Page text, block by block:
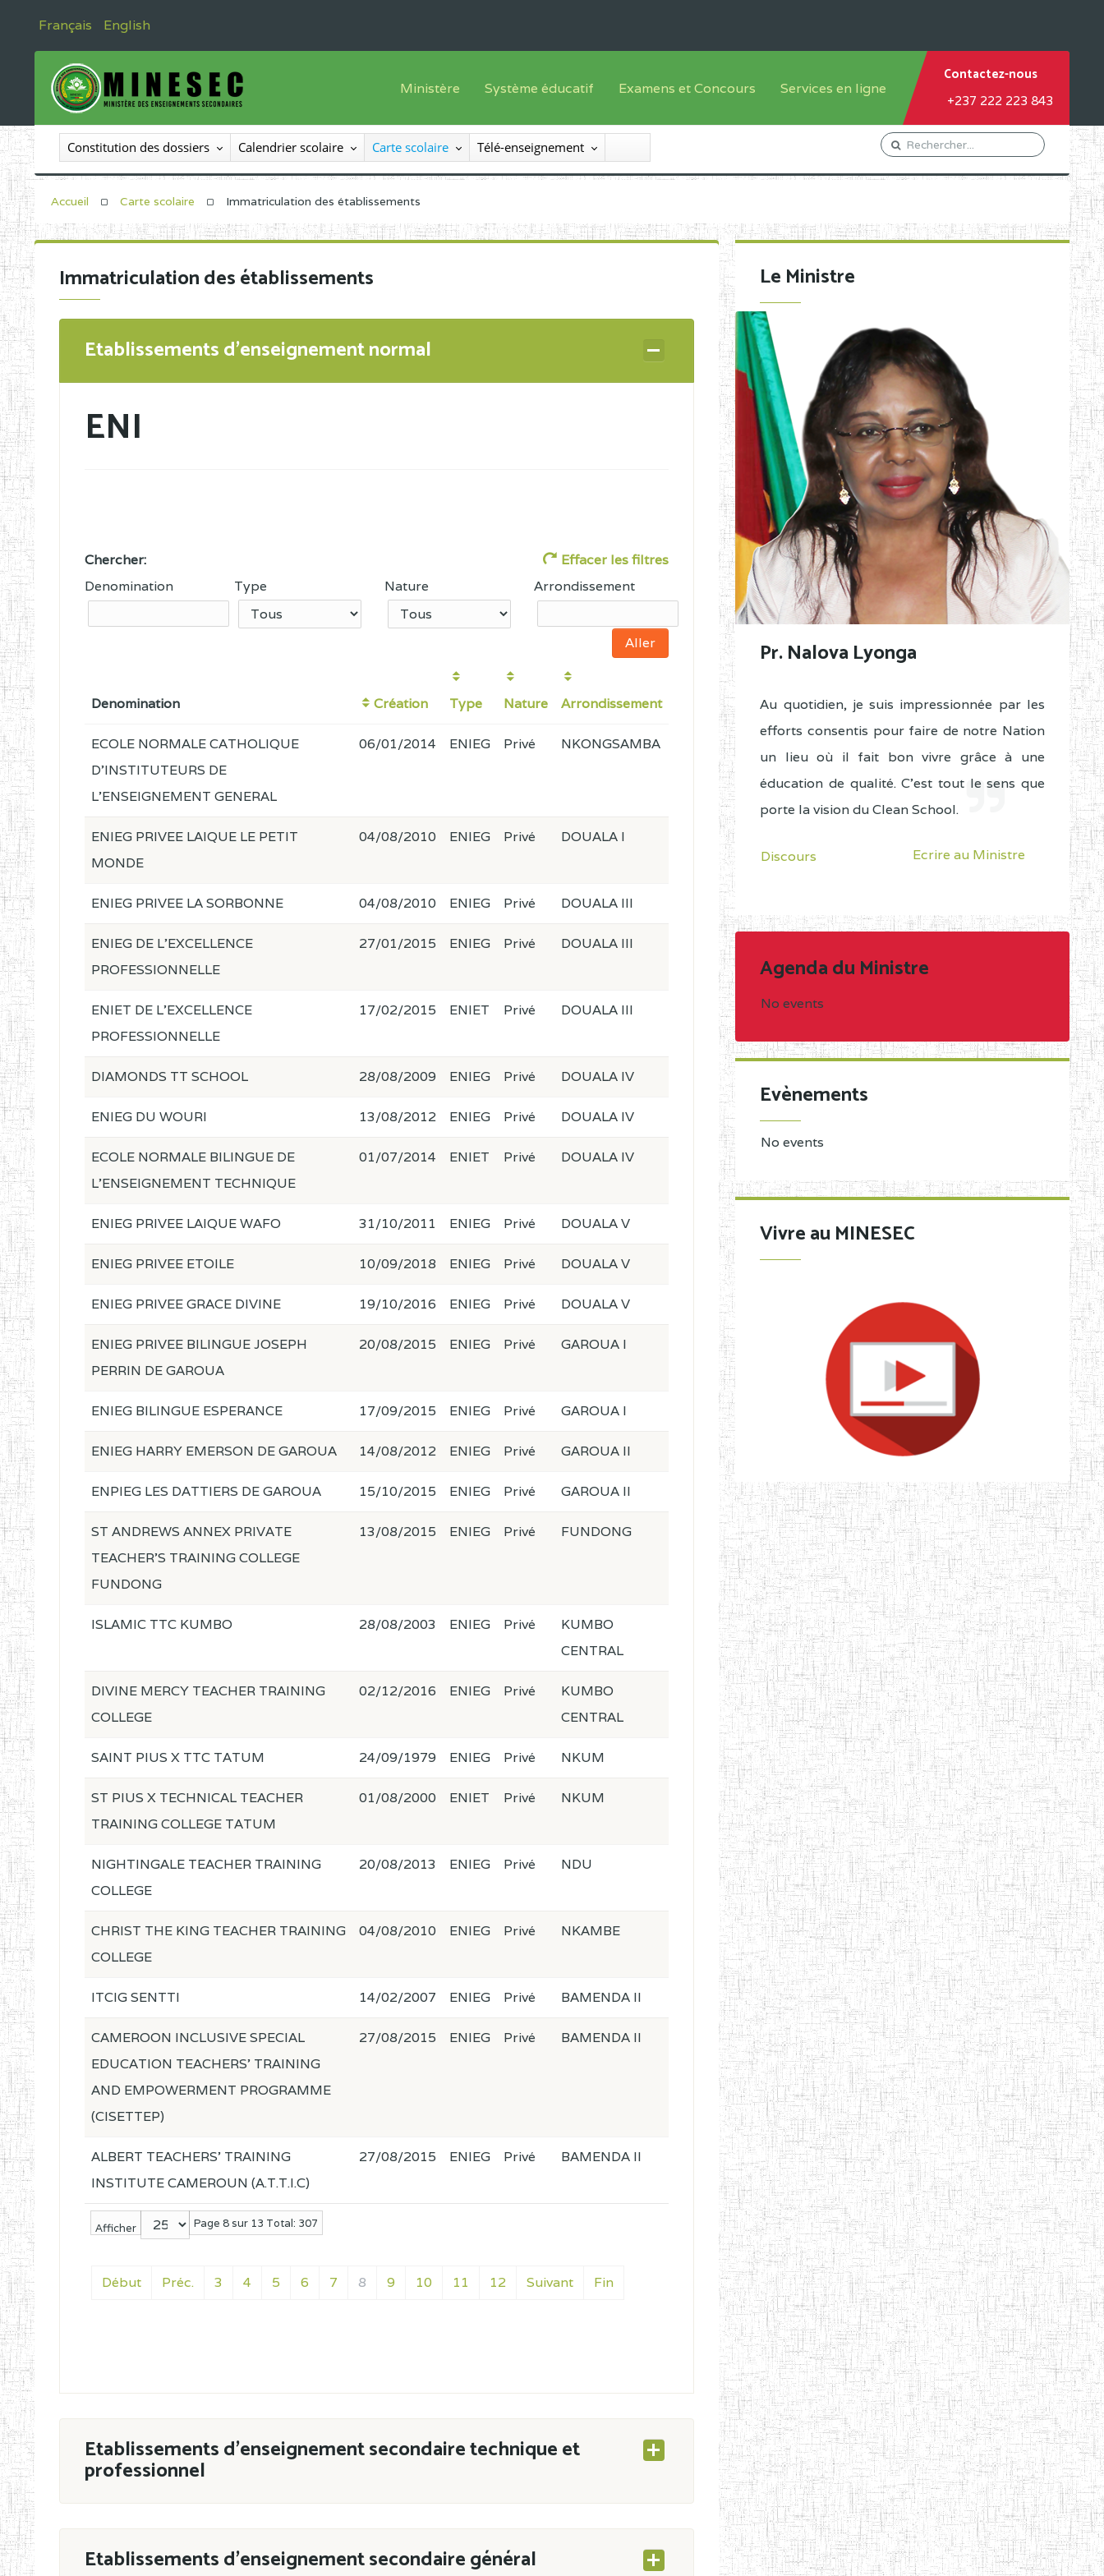
Français English
Ministère
Le Ministre
Le SEESEN
Inspection Générale des Enseignements
Organigramme
Système éducatif
Offre de formation
Sous système francophone
Progammes d'études
Examens et Concours
Inscriptions
Liste des candidats
Diplômes disponibles
Services en ligne
Orientation Conseil
Gestion du Personnel
Demande de subvention
Contactez-nous
+237 222 223 843
Constitution des dossiers Calendrier scolaire Carte scolaire Télé-enseignement
Accueil Carte scolaire Immatriculation des établissements
Immatriculation des établissements
Etablissements d'enseignement normal
ENI
Chercher:
Effacer les filtres
Denomination
Type Nature Arrondissement
Denomination Création Type Nature Arrondissement
Afficher Page 8 sur 13 Total: 307
Début Préc. 3 4 5 6 7 8 9 10 11 12 Suivant Fin
ECOLE NORMALE CATHOLIQUE
D'INSTITUTEURS DE
L'ENSEIGNEMENT GENERAL
06/01/2014 ENIEG Privé NKONGSAMBA
ENIEG PRIVEE LAIQUE LE PETIT
MONDE
04/08/2010 ENIEG Privé DOUALA I
ENIEG PRIVEE LA SORBONNE 04/08/2010 ENIEG Privé DOUALA III
ENIEG DE L'EXCELLENCE
PROFESSIONNELLE
27/01/2015 ENIEG Privé DOUALA III
ENIET DE L'EXCELLENCE
PROFESSIONNELLE
17/02/2015 ENIET Privé DOUALA III
DIAMONDS TT SCHOOL 28/08/2009 ENIEG Privé DOUALA IV
ENIEG DU WOURI 13/08/2012 ENIEG Privé DOUALA IV
ECOLE NORMALE BILINGUE DE
L'ENSEIGNEMENT TECHNIQUE
01/07/2014 ENIET Privé DOUALA IV
ENIEG PRIVEE LAIQUE WAFO 31/10/2011 ENIEG Privé DOUALA V
ENIEG PRIVEE ETOILE 10/09/2018 ENIEG Privé DOUALA V
ENIEG PRIVEE GRACE DIVINE 19/10/2016 ENIEG Privé DOUALA V
ENIEG PRIVEE BILINGUE JOSEPH
PERRIN DE GAROUA
20/08/2015 ENIEG Privé GAROUA I
ENIEG BILINGUE ESPERANCE 17/09/2015 ENIEG Privé GAROUA I
ENIEG HARRY EMERSON DE GAROUA 14/08/2012 ENIEG Privé GAROUA II
ENPIEG LES DATTIERS DE GAROUA 15/10/2015 ENIEG Privé GAROUA II
ST ANDREWS ANNEX PRIVATE
TEACHER'S TRAINING COLLEGE
FUNDONG
13/08/2015 ENIEG Privé FUNDONG
ISLAMIC TTC KUMBO 28/08/2003 ENIEG Privé
KUMBO
CENTRAL
DIVINE MERCY TEACHER TRAINING
COLLEGE
02/12/2016 ENIEG Privé
KUMBO
CENTRAL
SAINT PIUS X TTC TATUM 24/09/1979 ENIEG Privé NKUM
ST PIUS X TECHNICAL TEACHER
TRAINING COLLEGE TATUM
01/08/2000 ENIET Privé NKUM
NIGHTINGALE TEACHER TRAINING
COLLEGE
20/08/2013 ENIEG Privé NDU
CHRIST THE KING TEACHER TRAINING
COLLEGE
04/08/2010 ENIEG Privé NKAMBE
ITCIG SENTTI 14/02/2007 ENIEG Privé BAMENDA II
CAMEROON INCLUSIVE SPECIAL
EDUCATION TEACHERS' TRAINING
AND EMPOWERMENT PROGRAMME
(CISETTEP)
27/08/2015 ENIEG Privé BAMENDA II
ALBERT TEACHERS' TRAINING
INSTITUTE CAMEROUN (A.T.T.I.C)
27/08/2015 ENIEG Privé BAMENDA II
Etablissements d'enseignement secondaire technique et
professionnel
ESTP
Etablissements d'enseignement secondaire général
Le Ministre
Pr. Nalova Lyonga
Au quotidien, je suis impressionnée par les
efforts consentis pour faire de notre Nation
un lieu où il fait bon vivre grâce à une
éducation de qualité. C'est tout le sens que
porte la vision du Clean School.
Discours Ecrire au Ministre
Agenda du Ministre
No events
Evènements
No events
Vivre au MINESEC